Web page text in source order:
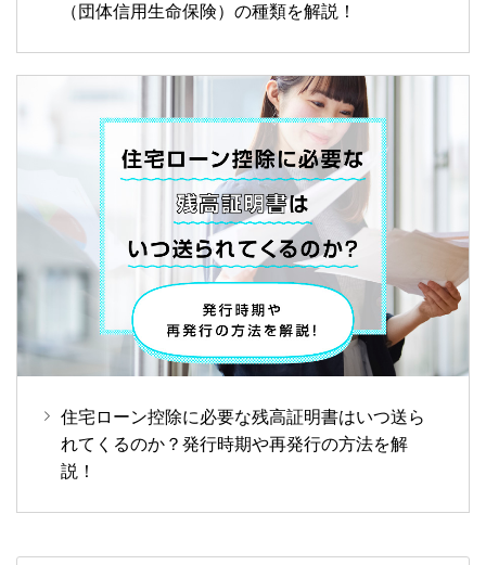
（団体信用生命保険）の種類を解説！
住宅ローン控除に必要な残高証明書はいつ送ら
れてくるのか？発行時期や再発行の方法を解
説！